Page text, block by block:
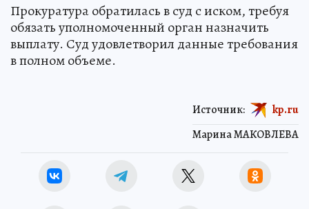
Прокуратура обратилась в суд с иском, требуя
обязать уполномоченный орган назначить
выплату. Суд удовлетворил данные требования
в полном объеме.
Марина МАКОВЛЕВА
Источник: kp.ru